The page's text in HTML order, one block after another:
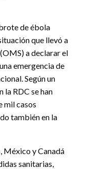
de ébola
que llevó a
a declarar el
emergencia de
Según un
la RDC se han
mil casos
también en la
México y Canadá
sanitarias,